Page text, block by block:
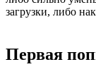
загрузки, либо
Первая